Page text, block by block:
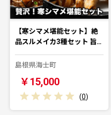
【寒シマメ堪能セット】絶
品スルメイカ3種セット 旨…
島根県海士町
￥15,000
(0)